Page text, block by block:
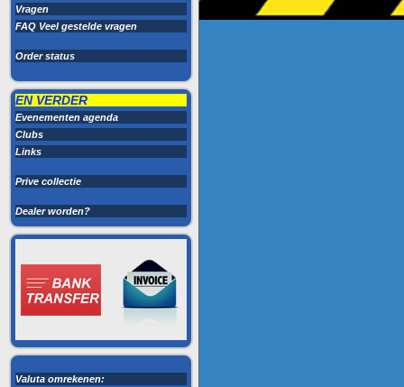
Vragen
FAQ Veel gestelde vragen
Order status
EN VERDER
Evenementen agenda
Clubs
Links
Prive collectie
Dealer worden?
Valuta omrekenen: